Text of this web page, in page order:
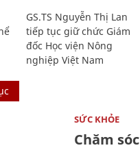
GS.TS Nguyễn Thị Lan
tiếp tục giữ chức Giám
đốc Học viện Nông
nghiệp Việt Nam
SỨC KHỎE
Chăm